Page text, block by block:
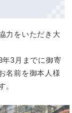
力をいただき大
3月までに御寄
名前を御本人様
。